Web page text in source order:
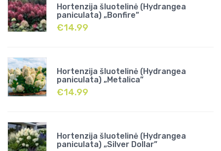
Hortenzija šluotelinė (Hydrangea
paniculata) „Bonfire”
€14.99
Hortenzija šluotelinė (Hydrangea
paniculata) „Metalica”
€14.99
Hortenzija šluotelinė (Hydrangea
paniculata) „Silver Dollar”